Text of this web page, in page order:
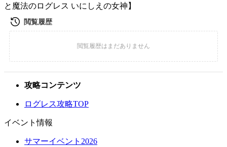
と魔法のログレス いにしえの女神】
攻略コンテンツ
ログレス攻略TOP
イベント情報
サマーイベント2026